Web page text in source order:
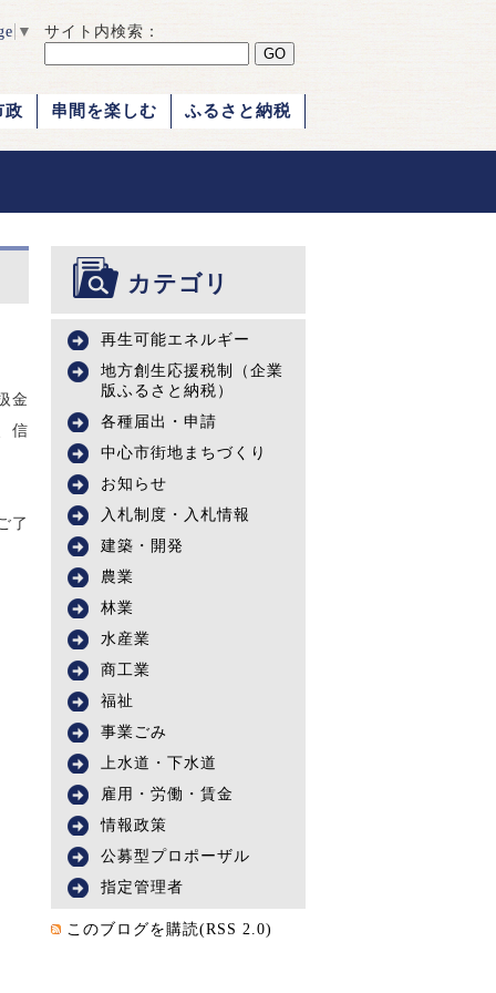
▼ サイト内検索：
政 串間を楽しむ ふるさと納税
金
信
了
カテゴリ
再生可能エネルギー
地方創生応援税制（企業
版ふるさと納税）
各種届出・申請
中心市街地まちづくり
お知らせ
入札制度・入札情報
建築・開発
農業
林業
水産業
商工業
福祉
事業ごみ
上水道・下水道
雇用・労働・賃金
情報政策
公募型プロポーザル
指定管理者
このブログを購読(RSS 2.0)